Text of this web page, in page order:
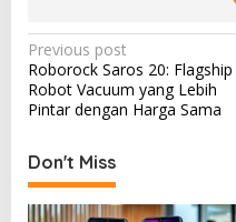
P
o
s
t
n
a
Previous post
Roborock Saros 20: Flagship
Robot Vacuum yang Lebih
Pintar dengan Harga Sama
Don't Miss